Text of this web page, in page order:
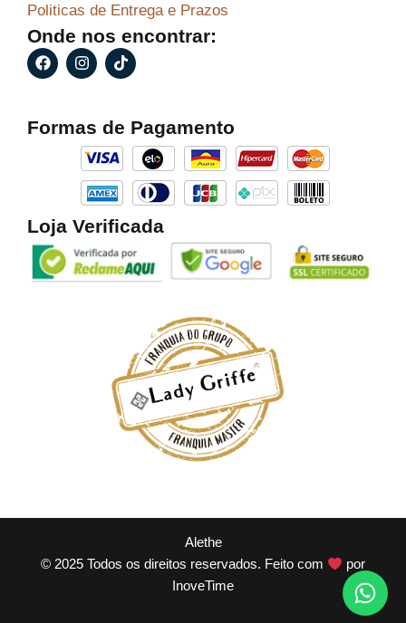
Politicas de Entrega e Prazos
Onde nos encontrar:
F
a
c
o
I
n
s
g
r
a
m
T
i
k
k
Formas de Pagamento
Loja Verificada
Alethe
© 2025 Todos os direitos reservados. Feito com
por
InoveTime